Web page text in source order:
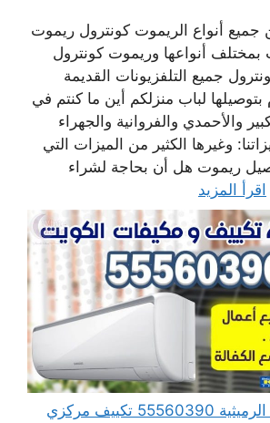
جميع أنواع الريموت كونترول ريموت
بمختلف أنواعها وريموت كونترول
جميع التلفزيونات القديمة
بتوصيلها لباب منزلكم أين ما كنتم في
والأحمدي والفروانية والجهراء
وغيرها الكثير من الميزات التي
ريموت هل أن بحاجة لشراء
اقرأ المزيد
فني تكييف وتبريد الرميثية 55560390 تكييف مركزي